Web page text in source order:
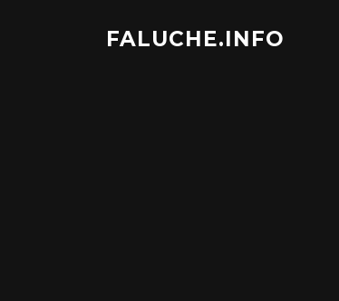
FALUCHE.INFO